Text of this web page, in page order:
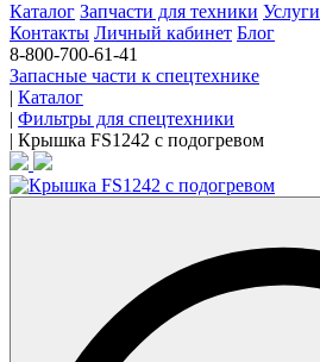
Каталог Запчасти для техники Услуги
Контакты Личный кабинет Блог
8-800-700-61-41
Запасные части к спецтехнике
| Каталог
| Фильтры для спецтехники
| Крышка FS1242 с подогревом